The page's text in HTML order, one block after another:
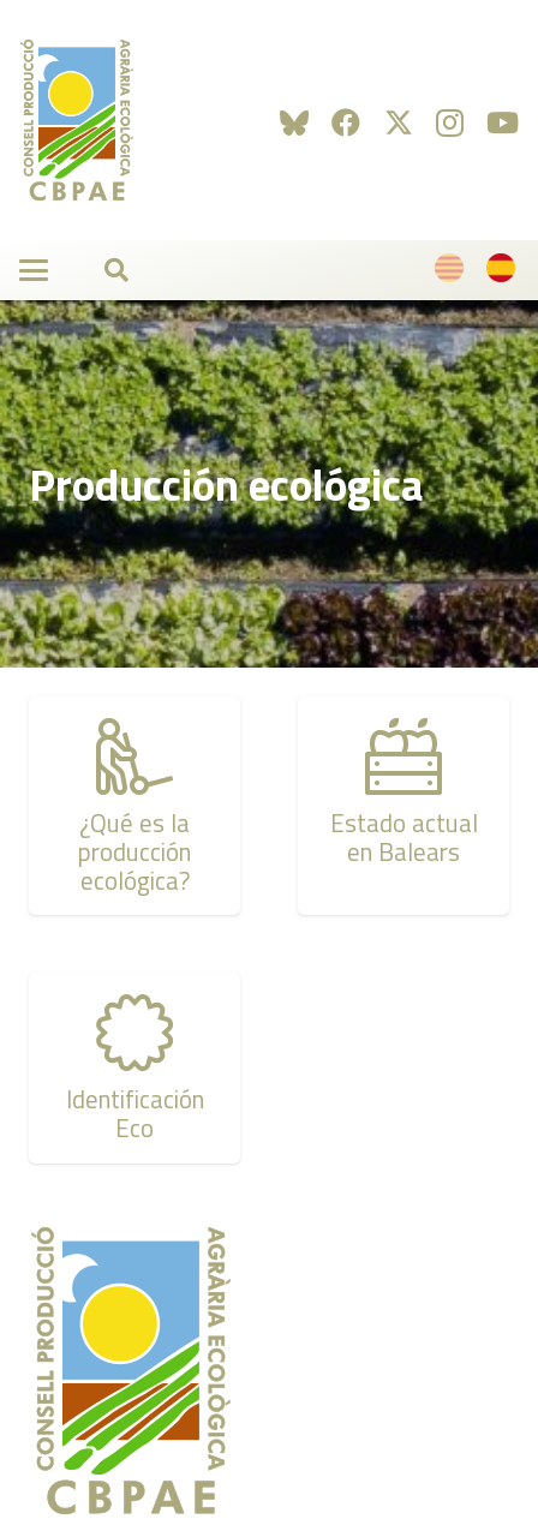
Producción ecológica
¿Qué es la
producción
ecológica?
Estado actual
en Balears
Identificación
Eco